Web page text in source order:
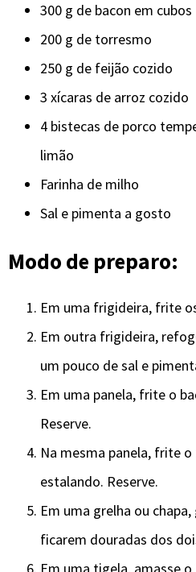
300 g de bacon em cubos
200 g de torresmo
250 g de feijão cozido
3 xícaras de arroz cozido
4 bistecas de porco
limão
Farinha de milho
Sal e pimenta a gosto
Modo de preparo:
Em uma frigideira, frite
Em outra frigideira,
um pouco de sal e
Em uma panela, frite o
Reserve.
Na mesma panela, frite
estalando. Reserve.
Em uma grelha ou
ficarem douradas dos